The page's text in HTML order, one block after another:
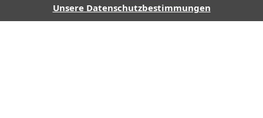
VONJEAN-CHRISTOPHE
Unsere Datenschutzbestimmungen